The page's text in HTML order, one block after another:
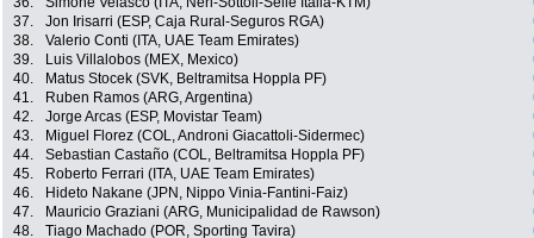
37.
Jon Irisarri (ESP, Caja Rural-Seguros RGA)
38.
Valerio Conti (ITA, UAE Team Emirates)
39.
Luis Villalobos (MEX, Mexico)
40.
Matus Stocek (SVK, Beltramitsa Hoppla PF)
41.
Ruben Ramos (ARG, Argentina)
42.
Jorge Arcas (ESP, Movistar Team)
43.
Miguel Florez (COL, Androni Giacattoli-Sidermec)
44.
Sebastian Castaño (COL, Beltramitsa Hoppla PF)
45.
Roberto Ferrari (ITA, UAE Team Emirates)
46.
Hideto Nakane (JPN, Nippo Vinia-Fantini-Faiz)
47.
Mauricio Graziani (ARG, Municipalidad de Rawson)
48.
Tiago Machado (POR, Sporting Tavira)